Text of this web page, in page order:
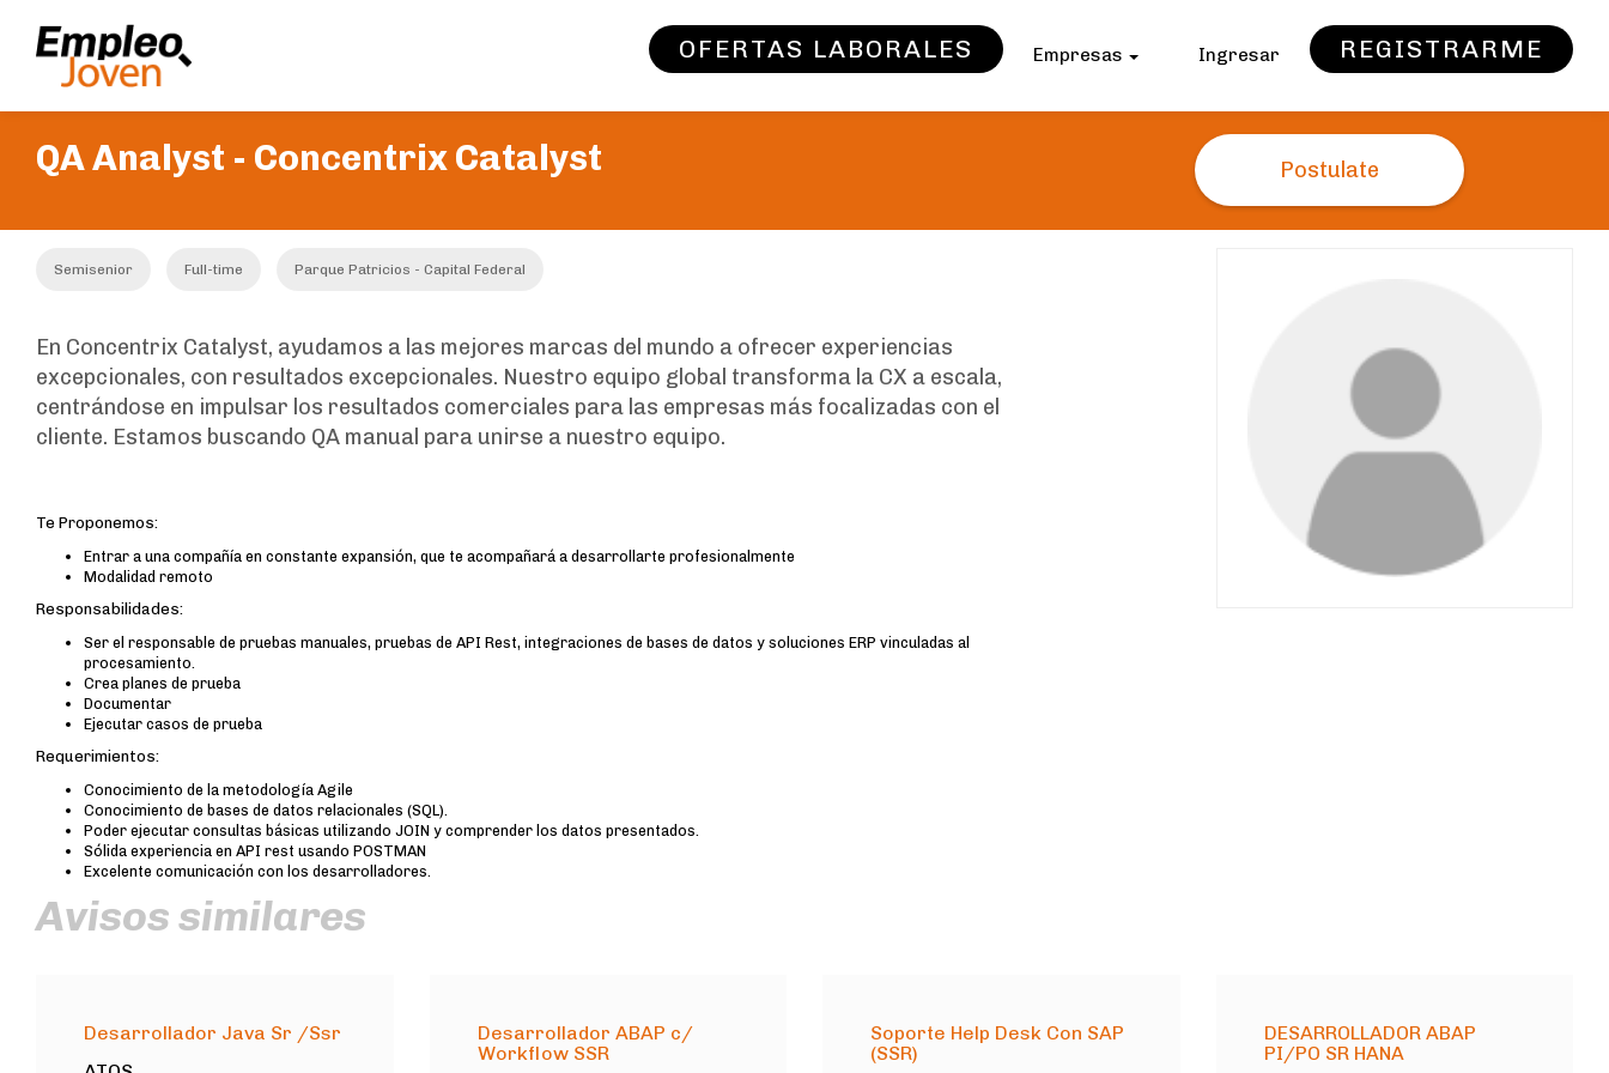
OFERTAS LABORALES Empresas Ingresar REGISTRARME
QA Analyst - Concentrix Catalyst Postulate
Semisenior Full-time Parque Patricios - Capital Federal
En Concentrix Catalyst, ayudamos a las mejores marcas del mundo a ofrecer experiencias
excepcionales, con resultados excepcionales. Nuestro equipo global transforma la CX a escala,
centrándose en impulsar los resultados comerciales para las empresas más focalizadas con el
cliente. Estamos buscando QA manual para unirse a nuestro equipo.
Te Proponemos:
Entrar a una compañía en constante expansión, que te acompañará a desarrollarte profesionalmente
Modalidad remoto
Responsabilidades:
Ser el responsable de pruebas manuales, pruebas de API Rest, integraciones de bases de datos y soluciones ERP vinculadas al
procesamiento.
Crea planes de prueba
Documentar
Ejecutar casos de prueba
Requerimientos:
Conocimiento de la metodología Agile
Conocimiento de bases de datos relacionales (SQL).
Poder ejecutar consultas básicas utilizando JOIN y comprender los datos presentados.
Sólida experiencia en API rest usando POSTMAN
Excelente comunicación con los desarrolladores.
Avisos similares
Desarrollador Java Sr /Ssr
Desarrollador ABAP c/
Workflow SSR
Soporte Help Desk Con SAP
(SSR)
DESARROLLADOR ABAP
PI/PO SR HANA